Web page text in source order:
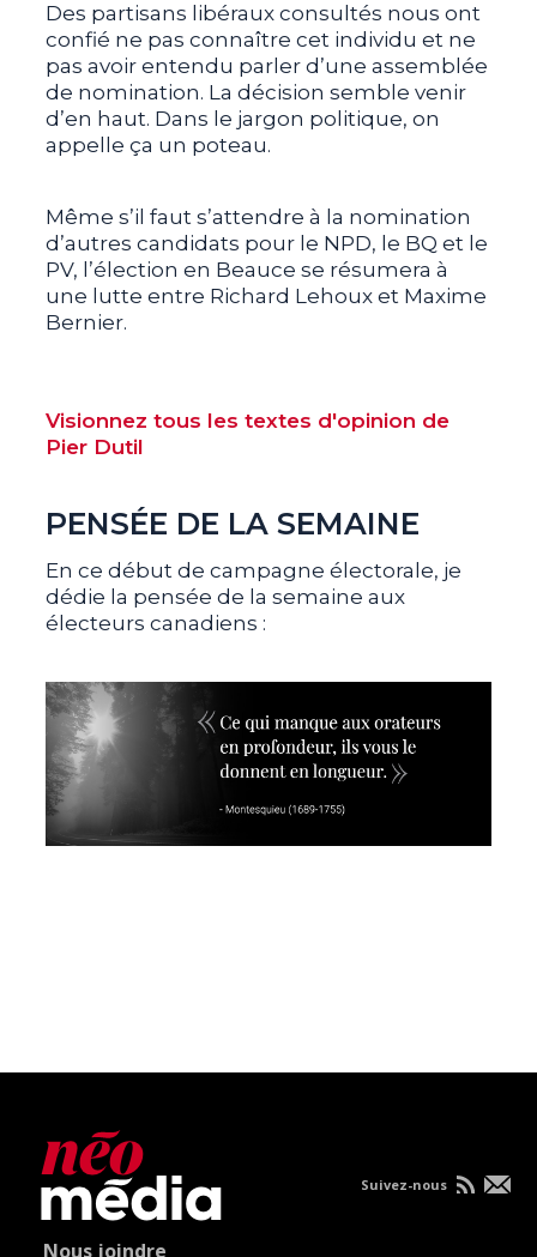
Des partisans libéraux consultés nous ont
confié ne pas connaître cet individu et ne
pas avoir entendu parler d’une assemblée
de nomination. La décision semble venir
d’en haut. Dans le jargon politique, on
appelle ça un poteau.
Même s’il faut s’attendre à la nomination
d’autres candidats pour le NPD, le BQ et le
PV, l’élection en Beauce se résumera à
une lutte entre Richard Lehoux et Maxime
Bernier.
Visionnez tous les textes d'opinion de
Pier Dutil
PENSÉE DE LA SEMAINE
En ce début de campagne électorale, je
dédie la pensée de la semaine aux
électeurs canadiens :
Nous joindre
Suivez-nous